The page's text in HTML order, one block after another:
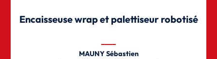
Encaisseuse wrap et palettiseur robotisé
MAUNY Sébastien